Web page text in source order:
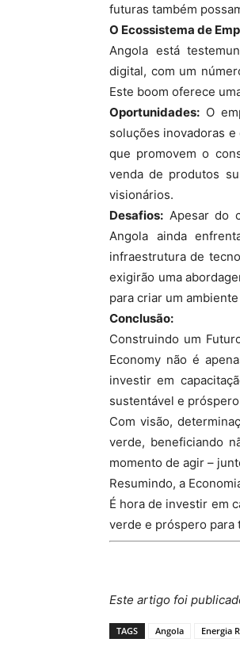
futuras também
O Ecossistema de
Angola está
digital, com um
Este boom oferece
Oportunidades: O
soluções inovadoras
que promovem o
venda de produtos
visionários.
Desafios: Apesar do
Angola ainda
infraestrutura de
exigirão uma
para criar um
Conclusão:
Construindo um
Economy não é
investir em
sustentável e
Com visão,
verde, beneficiando
momento de agir –
Resumindo, a
É hora de investir em
verde e próspero para
Este artigo foi
TAGS Angola Energia